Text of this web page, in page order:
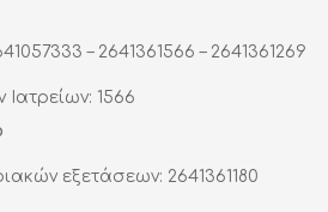
– 2641361566 – 2641361269
1566
εξετάσεων: 2641361180